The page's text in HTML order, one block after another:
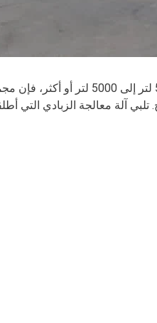
بالنسبة للمؤسسات المتوسطة والكبيرة الحجم التي لديها سعة إنتاج يومية
تلبي آلة معالجة الزبادي التي